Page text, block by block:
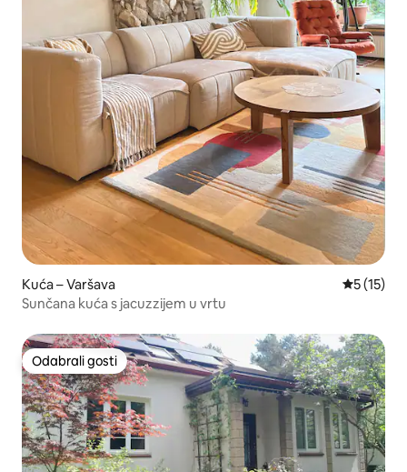
Kuća – Varšava Prosječna
5 (15)
Sunčana kuća s jacuzzijem u vrtu
Odabrali gosti
Odabrali gosti